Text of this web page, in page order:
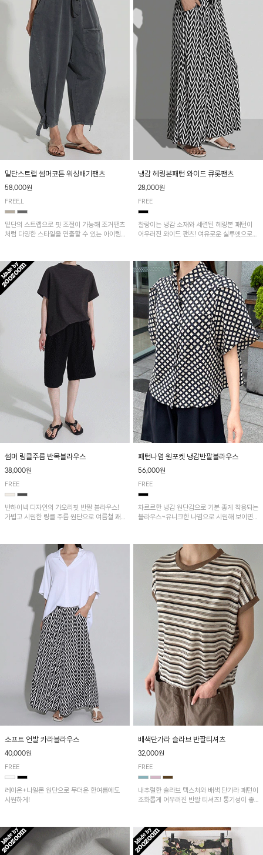
밑단스트랩 썸머코튼 워싱배기팬츠
58,000원
FREE,L
밑단의 스트랩으로 핏 조절이 가능해 조거팬츠
처럼 다양한 스타일을 연출할 수 있는 아이템!
냉감 헤링본패턴 와이드 큐롯팬츠
28,000원
FREE
찰랑이는 냉감 소재와 세련된 헤링본 패턴이
어우러진 와이드 팬츠! 여유로운 실루엣으로
다.
썸머 링클주름 반목블라우스
38,000원
FREE
반하이넥 디자인의 가오리핏 반팔 블라우스!
가볍고 시원한 링클 주름 원단으로 여름철 쾌
패턴나염 원포켓 냉감반팔블라우스
56,000원
FREE
차르르한 냉감 원단감으로 기분 좋게 착용되는
블라우스~유니크한 나염으로 시원해 보이면
소프트 언발 카라블라우스
40,000원
FREE
레이온+나일론 원단으로 무더운 한여름에도
시원하게!
배색단가라 슬라브 반팔티셔츠
32,000원
FREE
내추럴한 슬라브 텍스처와 배색 단가라 패턴이
조화롭게 어우러진 반팔 티셔츠! 통기성이 좋